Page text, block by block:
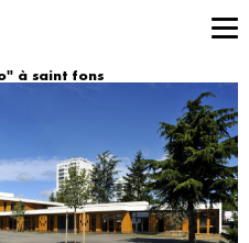
à saint fons